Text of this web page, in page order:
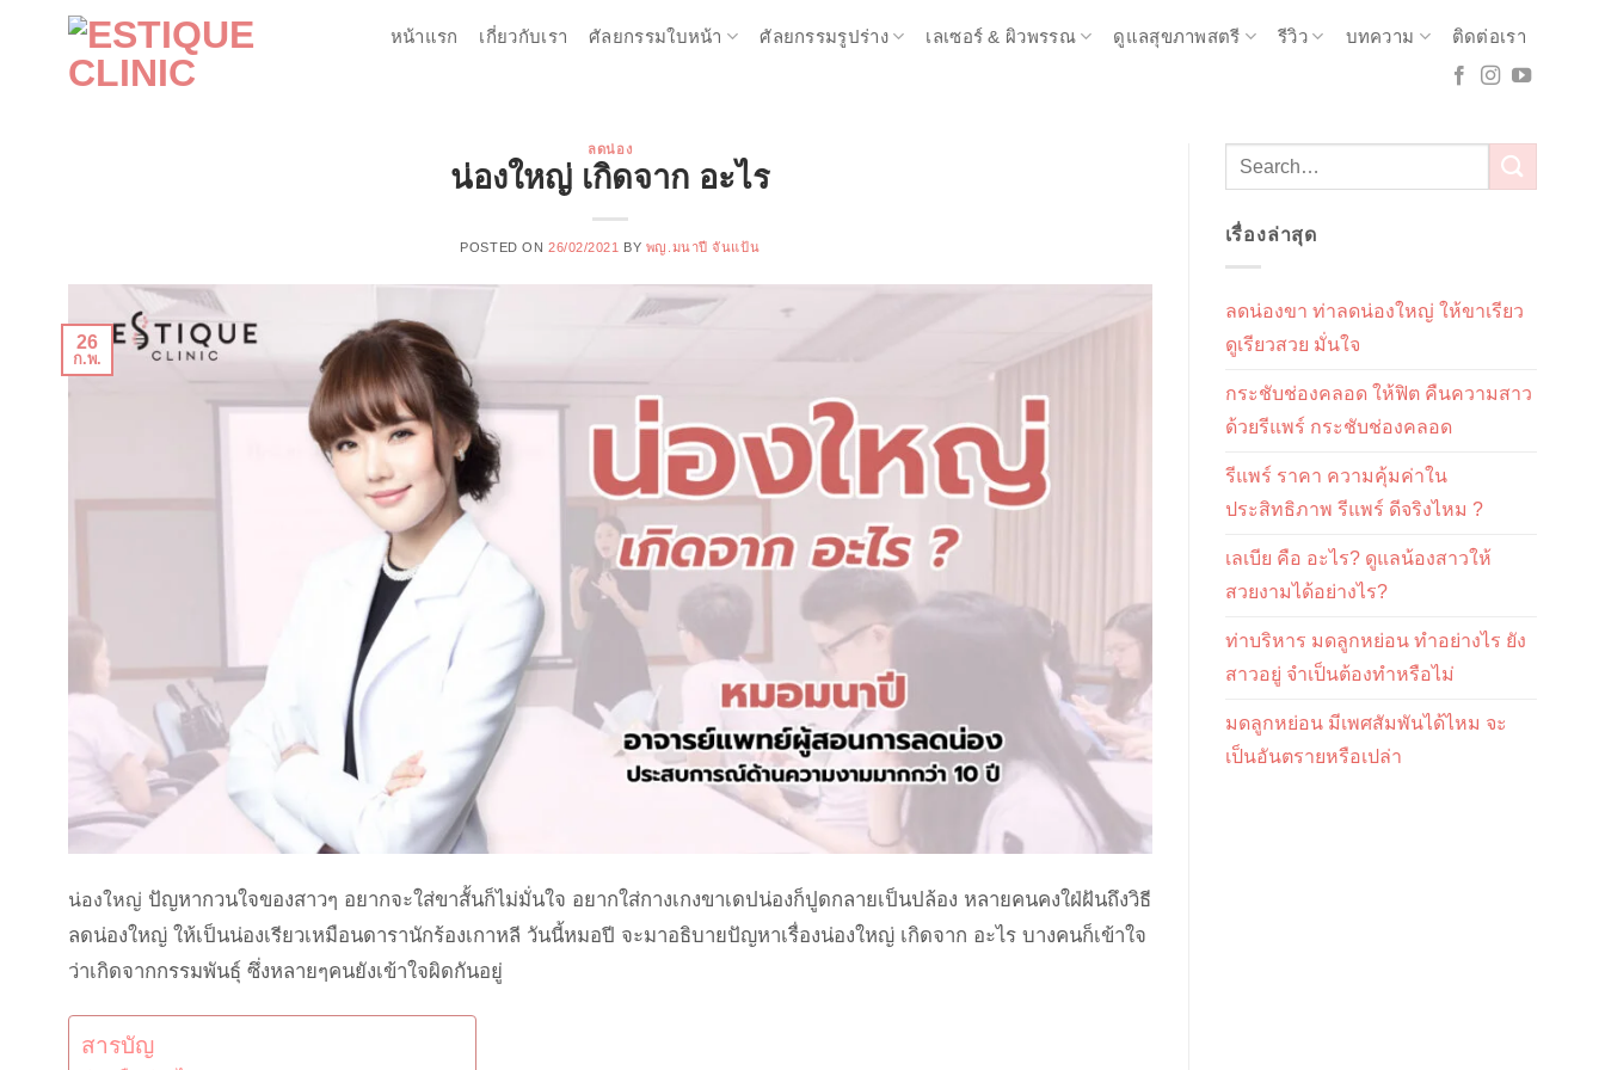
หน้าแรก เกี่ยวกับเรา ศัลยกรรมใบหน้า ศัลยกรรมรูปร่าง เลเซอร์ & ผิวพรรณ ดูแลสุขภาพสตรี รีวิว บทความ ติดต่อเรา
ลดน่อง
น่องใหญ่ เกิดจาก อะไร
POSTED ON 26/02/2021 BY พญ.มนาปี จันแป้น
26
ก.พ.
น่องใหญ่ ปัญหากวนใจของสาวๆ อยากจะใส่ขาสั้นก็ไม่มั่นใจ อยากใส่กางเกงขาเดปน่องก็ปูดกลายเป็นปล้อง หลายคนคงใฝ่ฝันถึงวิธี
ลดน่องใหญ่ ให้เป็นน่องเรียวเหมือนดารานักร้องเกาหลี วันนี้หมอปี จะมาอธิบายปัญหาเรื่องน่องใหญ่ เกิดจาก อะไร บางคนก็เข้าใจ
ว่าเกิดจากกรรมพันธุ์ ซึ่งหลายๆคนยังเข้าใจผิดกันอยู่
สารบัญ
เรื่องล่าสุด
ลดน่องขา ท่าลดน่องใหญ่ ให้ขาเรียว
ดูเรียวสวย มั่นใจ
กระชับช่องคลอด ให้ฟิต คืนความสาว
ด้วยรีแพร์ กระชับช่องคลอด
รีแพร์ ราคา ความคุ้มค่าใน
ประสิทธิภาพ รีแพร์ ดีจริงไหม ?
เลเบีย คือ อะไร? ดูแลน้องสาวให้
สวยงามได้อย่างไร?
ท่าบริหาร มดลูกหย่อน ทำอย่างไร ยัง
สาวอยู่ จำเป็นต้องทำหรือไม่
มดลูกหย่อน มีเพศสัมพันได้ไหม จะ
เป็นอันตรายหรือเปล่า